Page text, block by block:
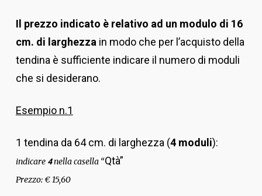
Il prezzo indicato è relativo ad un modulo di 16
cm. di larghezza in modo che per l’acquisto della
tendina è sufficiente indicare il numero di moduli
che si desiderano.
Esempio n.1
1 tendina da 64 cm. di larghezza (4 moduli):
indicare 4nella casella “Qtà”
Prezzo: € 15,60